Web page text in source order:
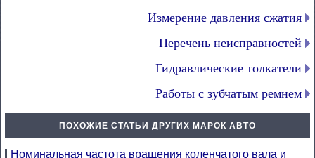
Измерение давления сжатия
Перечень неисправностей
Гидравлические толкатели
Работы с зубчатым ремнем
ПОХОЖИЕ СТАТЬИ ДРУГИХ МАРОК АВТО
Номинальная частота вращения коленчатого вала и